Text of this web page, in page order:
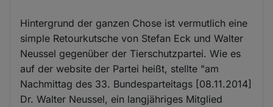
Hintergrund der ganzen Chose ist vermutlich eine
simple Retourkutsche von Stefan Eck und Walter
Neussel gegenüber der Tierschutzpartei. Wie es
auf der website der Partei heißt, stellte "am
Nachmittag des 33. Bundesparteitags [08.11.2014]
Dr. Walter Neussel, ein langjähriges Mitglied